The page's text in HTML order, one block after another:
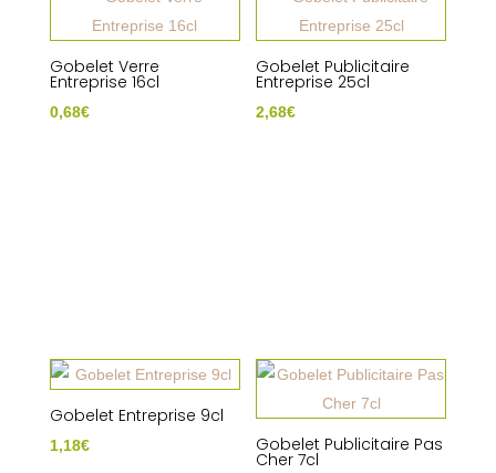
Gobelet Verre
Entreprise 16cl
0,68€
Gobelet Publicitaire
Entreprise 25cl
2,68€
Gobelet Entreprise 9cl
1,18€ Gobelet Publicitaire Pas
Cher 7cl